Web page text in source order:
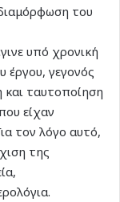
του
υπό χρονική
έργου, γεγονός
ταυτοποίηση
είχαν
τον λόγο αυτό,
της